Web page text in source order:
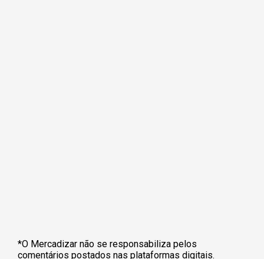
*O Mercadizar não se responsabiliza pelos
comentários postados nas plataformas digitais.